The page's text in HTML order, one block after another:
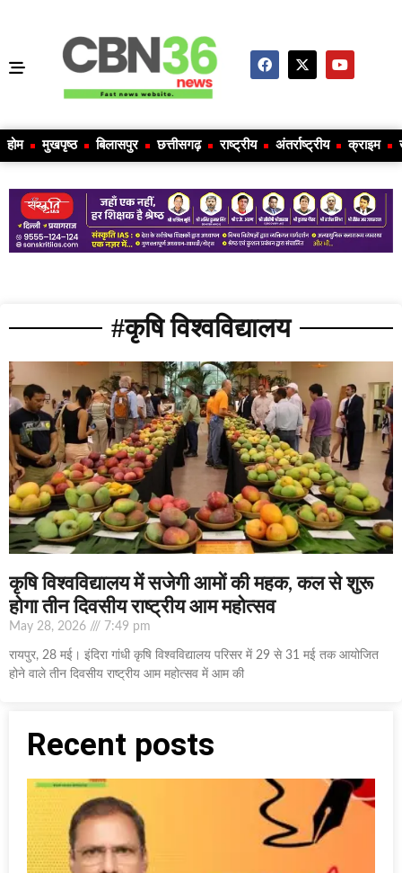
होम मुखपृष्ठ बिलासपुर छत्तीसगढ़ राष्ट्रीय अंतर्राष्ट्रीय क्राइम
#कृषि विश्वविद्यालय
कृषि विश्वविद्यालय में सजेगी आमों की महक, कल से शुरू
होगा तीन दिवसीय राष्ट्रीय आम महोत्सव
May 28, 2026 7:49 pm
रायपुर, 28 मई। इंदिरा गांधी कृषि विश्वविद्यालय परिसर में 29 से 31 मई तक आयोजित
होने वाले तीन दिवसीय राष्ट्रीय आम महोत्सव में आम की
Recent posts